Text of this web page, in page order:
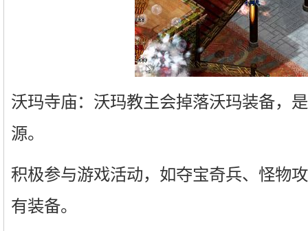
沃玛寺庙：沃玛教主会掉落沃玛装备，
源。
积极参与游戏活动，如夺宝奇兵、怪物
有装备。